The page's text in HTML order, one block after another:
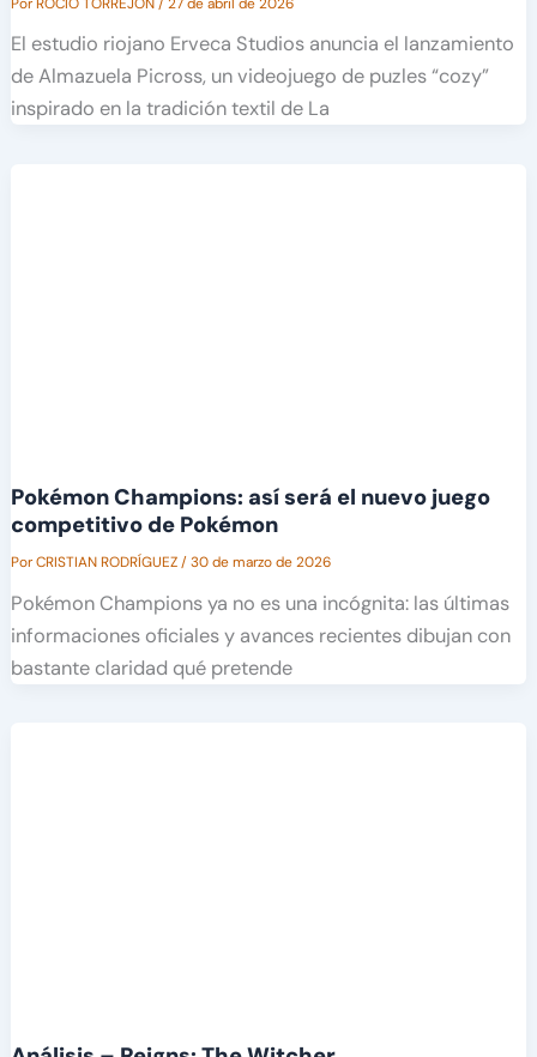
El estudio riojano Erveca Studios anuncia el lanzamiento
de Almazuela Picross, un videojuego de puzles “cozy”
inspirado en la tradición textil de La
Pokémon Champions: así será el nuevo juego
competitivo de Pokémon
PorCRISTIAN RODRÍGUEZ/30 de marzo de 2026
Pokémon Champions ya no es una incógnita: las últimas
informaciones oficiales y avances recientes dibujan con
bastante claridad qué pretende